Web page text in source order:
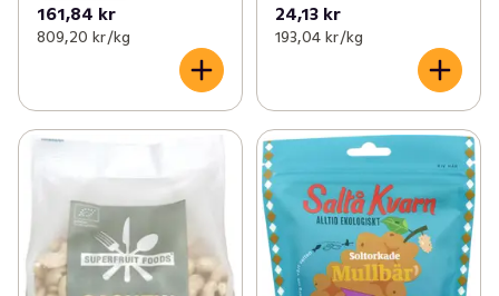
161,84 kr
809,20 kr /kg
24,13 kr
193,04 kr /kg